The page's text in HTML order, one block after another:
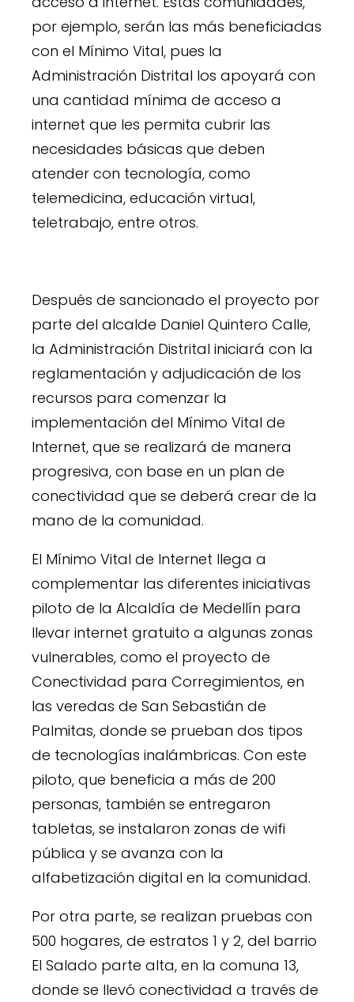
por ejemplo, serán las más beneficiadas
con el Mínimo Vital, pues la
Administración Distrital los apoyará con
una cantidad mínima de acceso a
internet que les permita cubrir las
necesidades básicas que deben
atender con tecnología, como
telemedicina, educación virtual,
teletrabajo, entre otros.
Después de sancionado el proyecto por
parte del alcalde Daniel Quintero Calle,
la Administración Distrital iniciará con la
reglamentación y adjudicación de los
recursos para comenzar la
implementación del Mínimo Vital de
Internet, que se realizará de manera
progresiva, con base en un plan de
conectividad que se deberá crear de la
mano de la comunidad.
El Mínimo Vital de Internet llega a
complementar las diferentes iniciativas
piloto de la Alcaldía de Medellín para
llevar internet gratuito a algunas zonas
vulnerables, como el proyecto de
Conectividad para Corregimientos, en
las veredas de San Sebastián de
Palmitas, donde se prueban dos tipos
de tecnologías inalámbricas. Con este
piloto, que beneficia a más de 200
personas, también se entregaron
tabletas, se instalaron zonas de wifi
pública y se avanza con la
alfabetización digital en la comunidad.
Por otra parte, se realizan pruebas con
500 hogares, de estratos 1 y 2, del barrio
El Salado parte alta, en la comuna 13,
donde se llevó conectividad a través de